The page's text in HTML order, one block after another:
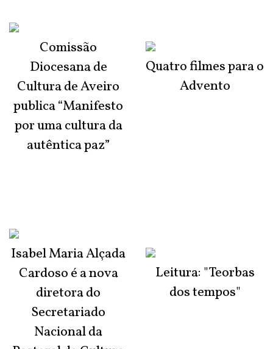
Comissão
Diocesana de
Cultura de Aveiro
publica “Manifesto
por uma cultura da
autêntica paz”
Isabel Maria Alçada
Cardoso é a nova
diretora do
Secretariado
Nacional da
Quatro filmes para o
Advento
Leitura: "Teorbas
dos tempos"